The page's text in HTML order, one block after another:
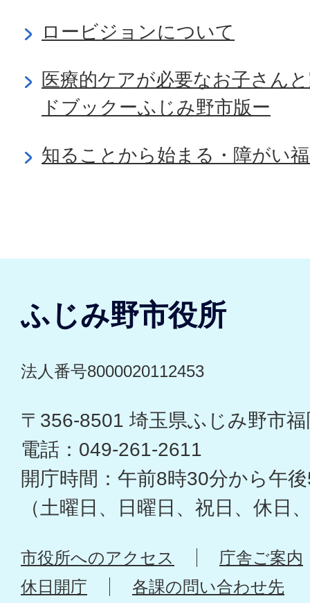
ロービジョンについて
医療的ケアが必要なお子さん
ドブックーふじみ野市版ー
知ることから始まる・障がい
ふじみ野市役所
法人番号8000020112453
〒356-8501 埼玉県ふじみ野市
電話：049-261-2611
開庁時間：午前8時30分から午
（土曜日、日曜日、祝日、休日
市役所へのアクセス
庁舎ご案内
休日開庁
各課の問い合わせ先